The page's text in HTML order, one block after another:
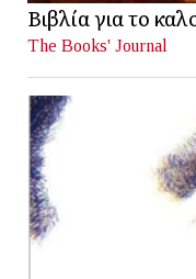
Βιβλία για το
The Books' Journal